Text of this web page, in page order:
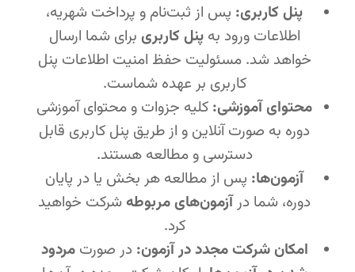
پنل کاربری: پس از ثبت‌نام و پرداخت شهریه،
اطلاعات ورود بهپنل کاربری برای شما ارسال
خواهد شد. مسئولیت حفظ امنیت اطلاعات پنل
کاربری بر عهده شماست.
محتوای آموزشی: کلیه جزوات و محتوای آموزشی
دوره به صورت آنلاین و از طریق پنل کاربری قابل
دسترسی و مطالعه هستند.
آزمون‌ها: پس از مطالعه هر بخش یا در پایان
دوره، شما درآزمون‌های مربوطه شرکت خواهید
کرد.
امکان شرکت مجدد در آزمون: در صورتمردود